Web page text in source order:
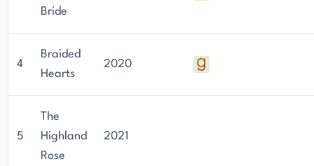
Bride
4
Braided
Hearts
2020
5
The
Highland
Rose
2021